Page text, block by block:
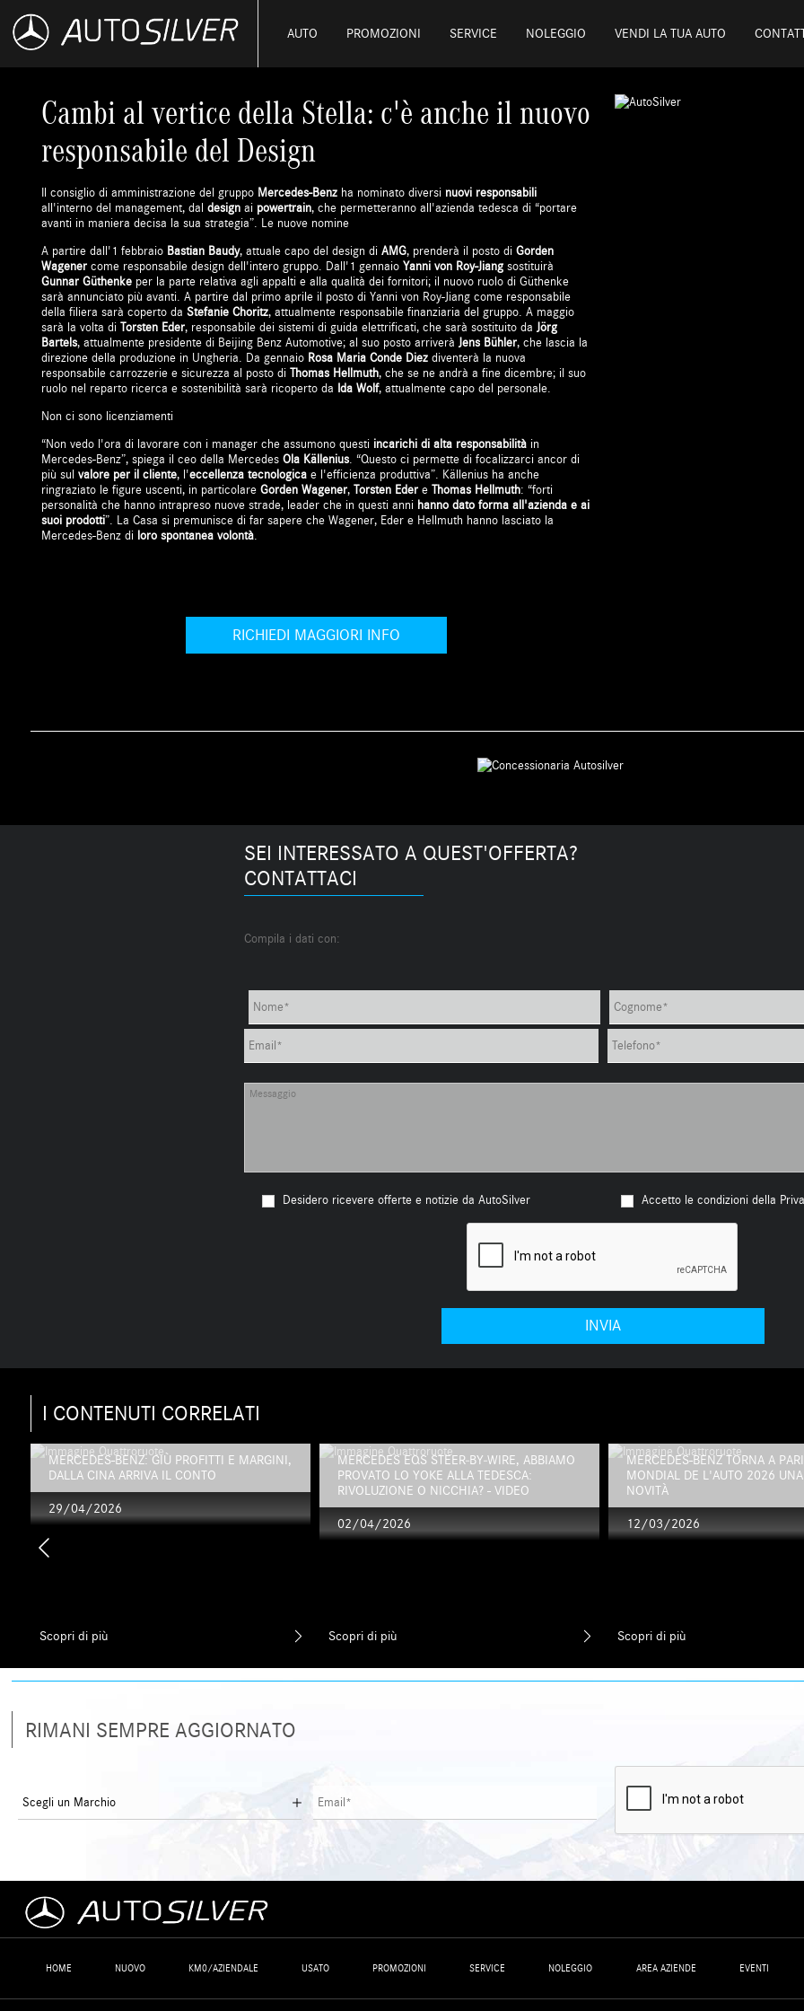
AUTO PROMOZIONI SERVICE NOLEGGIO VENDI LA TUA AUTO
Cambi al vertice della Stella: c'è anche il nuovo
responsabile del Design
Il consiglio di amministrazione del gruppo Mercedes-Benz ha nominato diversi nuovi responsabili
all'interno del management, daldesignai powertrain, che permetteranno all'azienda tedesca di “portare
avanti in maniera decisa la sua strategia”. Le nuove nomine
A partire dall'1 febbraio Bastian Baudy, attuale capo del design diAMG, prenderà il posto diGorden
Wagenercome responsabile design dell'intero gruppo. Dall'1 gennaioYanni von Roy-Jiang sostituirà
Gunnar Güthenke per la parte relativa agli appalti e alla qualità dei fornitori; il nuovo ruolo di Güthenke
sarà annunciato più avanti. A partire dal primo aprile il posto di Yanni von Roy-Jiang come responsabile
della filiera sarà coperto daStefanie Choritz, attualmente responsabile finanziaria del gruppo. A maggio
sarà la volta di Torsten Eder, responsabile dei sistemi di guida elettrificati, che sarà sostituito daJörg
Bartels, attualmente presidente di Beijing Benz Automotive; al suo posto arriveràJens Bühler, che lascia la
direzione della produzione in Ungheria. Da gennaio Rosa Maria Conde Diez diventerà la nuova
responsabile carrozzerie e sicurezza al posto diThomas Hellmuth, che se ne andrà a fine dicembre; il suo
ruolo nel reparto ricerca e sostenibilità sarà ricoperto da Ida Wolf, attualmente capo del personale.
Non ci sono licenziamenti
“Non vedo l'ora di lavorare con i manager che assumono questi incarichi di alta responsabilità in
Mercedes-Benz”, spiega il ceo della MercedesOla Källenius. “Questo ci permette di focalizzarci ancor di
più sulvalore per il cliente, l'eccellenza tecnologica e l'efficienza produttiva”. Källenius ha anche
ringraziato le figure uscenti, in particolareGorden Wagener,Torsten EdereThomas Hellmuth: “forti
personalità che hanno intrapreso nuove strade, leader che in questi anni hanno dato forma all'azienda e ai
suoi prodotti”. La Casa si premunisce di far sapere che Wagener, Eder e Hellmuth hanno lasciato la
Mercedes-Benz di loro spontanea volontà.
RICHIEDI MAGGIORI INFO
SEI INTERESSATO A QUEST'OFFERTA?
CONTATTACI
Compila i dati con:
Desidero ricevere offerte e notizie da AutoSilver Accetto le condizioni della
I CONTENUTI CORRELATI
MERCEDES-BENZ: GIÙ PROFITTI E MARGINI,
DALLA CINA ARRIVA IL CONTO
29/04/2026
Scopri di più
MERCEDES EQS STEER‑BY‑WIRE, ABBIAMO
PROVATO LO YOKE ALLA TEDESCA:
RIVOLUZIONE O NICCHIA? - VIDEO
02/04/2026
Scopri di più
MERCEDES-BENZ TORNA A
MONDIAL DE L'AUTO 2026 UNA
NOVITÀ
12/03/2026
Scopri di più
RIMANI SEMPRE AGGIORNATO
HOME NUOVO KM0/AZIENDALE USATO PROMOZIONI SERVICE NOLEGGIO AREA AZIENDE EVENTI